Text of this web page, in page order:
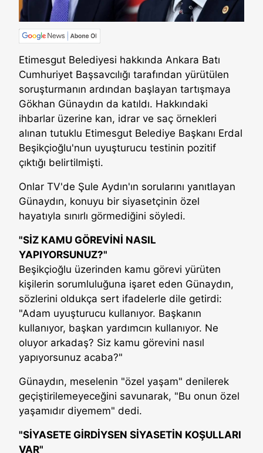
Etimesgut Belediyesi hakkında Ankara Batı
Cumhuriyet Başsavcılığı tarafından yürütülen
soruşturmanın ardından başlayan tartışmaya
Gökhan Günaydın da katıldı. Hakkındaki
ihbarlar üzerine kan, idrar ve saç örnekleri
alınan tutuklu Etimesgut Belediye Başkanı Erdal
Beşikçioğlu'nun uyuşturucu testinin pozitif
çıktığı belirtilmişti.
Onlar TV'de Şule Aydın'ın sorularını yanıtlayan
Günaydın, konuyu bir siyasetçinin özel
hayatıyla sınırlı görmediğini söyledi.
"SİZ KAMU GÖREVİNİ NASIL
YAPIYORSUNUZ?"
Beşikçioğlu üzerinden kamu görevi yürüten
kişilerin sorumluluğuna işaret eden Günaydın,
sözlerini oldukça sert ifadelerle dile getirdi:
"Adam uyuşturucu kullanıyor. Başkanın
kullanıyor, başkan yardımcın kullanıyor. Ne
oluyor arkadaş? Siz kamu görevini nasıl
yapıyorsunuz acaba?"
Günaydın, meselenin "özel yaşam" denilerek
geçiştirilemeyeceğini savunarak, "Bu onun özel
yaşamıdır diyemem" dedi.
"SİYASETE GİRDİYSEN SİYASETİN KOŞULLARI
VAR"